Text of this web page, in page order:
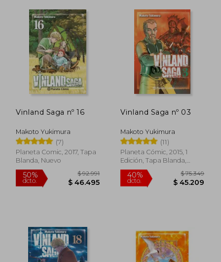
50%
dcto. $ 46.495
50%
dcto.
Vinland Saga nº 16
Makoto Yukimura
(7)
Planeta Comic, 2017, Tapa
Blanda, Nuevo
Vinland Saga nº 03
Makoto Yukimura
(11)
Planeta Cómic, 2015, 1
Edición, Tapa Blanda,
Nuevo